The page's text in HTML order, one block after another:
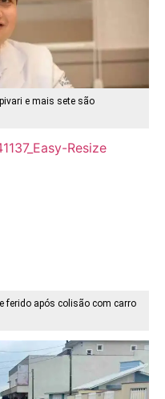
e mais sete são
ferido após colisão com carro